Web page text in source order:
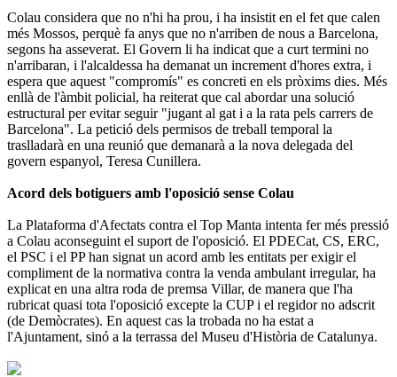
Colau considera que no n'hi ha prou, i ha insistit en el fet que calen
més Mossos, perquè fa anys que no n'arriben de nous a Barcelona,
segons ha asseverat. El Govern li ha indicat que a curt termini no
n'arribaran, i l'alcaldessa ha demanat un increment d'hores extra, i
espera que aquest "compromís" es concreti en els pròxims dies. Més
enllà de l'àmbit policial, ha reiterat que cal abordar una solució
estructural per evitar seguir "jugant al gat i a la rata pels carrers de
Barcelona". La petició dels permisos de treball temporal la
traslladarà en una reunió que demanarà a la nova delegada del
govern espanyol, Teresa Cunillera.
Acord dels botiguers amb l'oposició sense Colau
La Plataforma d'Afectats contra el Top Manta intenta fer més pressió
a Colau aconseguint el suport de l'oposició. El PDECat, CS, ERC,
el PSC i el PP han signat un acord amb les entitats per exigir el
compliment de la normativa contra la venda ambulant irregular, ha
explicat en una altra roda de premsa Villar, de manera que l'ha
rubricat quasi tota l'oposició excepte la CUP i el regidor no adscrit
(de Demòcrates). En aquest cas la trobada no ha estat a
l'Ajuntament, sinó a la terrassa del Museu d'Història de Catalunya.